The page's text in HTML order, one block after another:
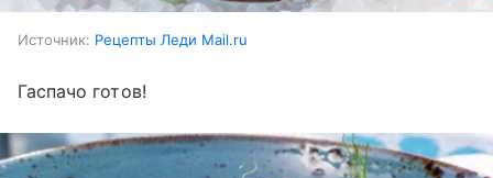
Источник: Рецепты Леди Mail.ru
Гаспачо готов!